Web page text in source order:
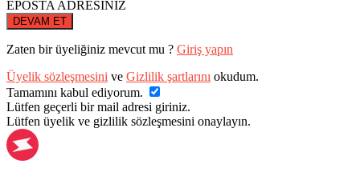
EPOSTA ADRESİNİZ
DEVAM ET
Zaten bir üyeliğiniz mevcut mu ? Giriş yapın
Üyelik sözleşmesini ve Gizlilik şartlarını okudum.
Tamamını kabul ediyorum.
Lütfen geçerli bir mail adresi giriniz.
Lütfen üyelik ve gizlilik sözleşmesini onaylayın.